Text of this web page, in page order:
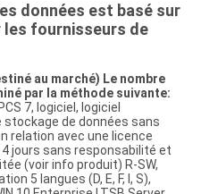
données est basé sur
les fournisseurs de
au marché) Le nombre
par la méthode suivante:
7, logiciel, logiciel
stockage de données sans
relation avec une licence
jours sans responsabilité et
(voir info produit) R-SW,
5 langues (D, E, F, I, S),